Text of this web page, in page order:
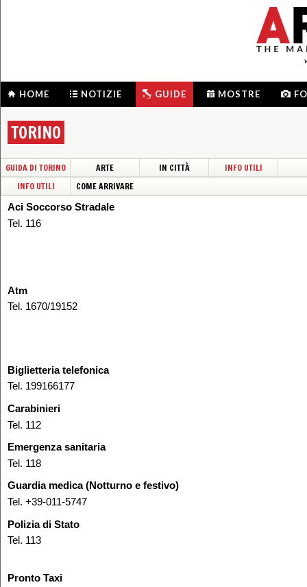
HOME NOTIZIE GUIDE MOSTRE
TORINO
GUIDA DI TORINO ARTE IN CITTÀ
INFO UTILI
INFO UTILI
COME ARRIVARE
Aci Soccorso Stradale
Tel. 116
Atm
Tel. 1670/19152
Biglietteria telefonica
Tel. 199166177
Carabinieri
Tel. 112
Emergenza sanitaria
Tel. 118
Guardia medica (Notturno e festivo)
Tel. +39-011-5747
Polizia di Stato
Tel. 113
Pronto Taxi